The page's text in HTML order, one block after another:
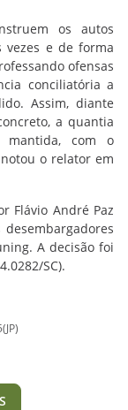
os autos
vezes e de forma
ofensas
conciliatória a
Assim, diante
a quantia
com o
o relator em
Flávio André Paz
A decisão foi
SC).